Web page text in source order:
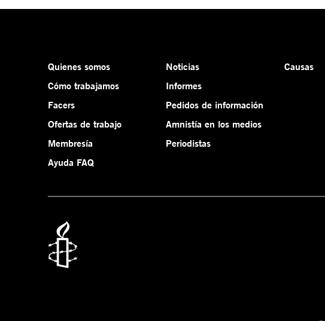
Quienes somos
Cómo trabajamos
Facers
Ofertas de trabajo
Membresía
Ayuda FAQ
Noticias
Informes
Pedidos de información
Amnistía en los medios
Periodistas
Causas